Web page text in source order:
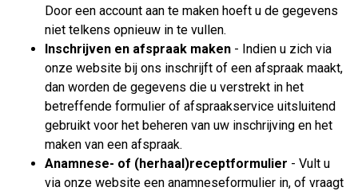
Door een account aan te maken hoeft u de gegevens
niet telkens opnieuw in te vullen.
Inschrijven en afspraak maken - Indien u zich via
onze website bij ons inschrijft of een afspraak maakt,
dan worden de gegevens die u verstrekt in het
betreffende formulier of afspraakservice uitsluitend
gebruikt voor het beheren van uw inschrijving en het
maken van een afspraak.
Anamnese- of (herhaal)receptformulier - Vult u
via onze website een anamneseformulier in, of vraagt